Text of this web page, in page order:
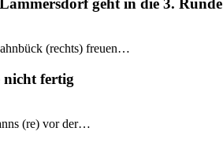
geht in die 3. Runde
(rechts) freuen…
nicht fertig
(re) vor der…